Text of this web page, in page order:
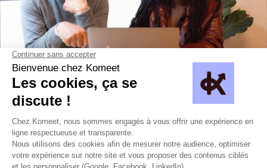
Échanger avec nos expert·es